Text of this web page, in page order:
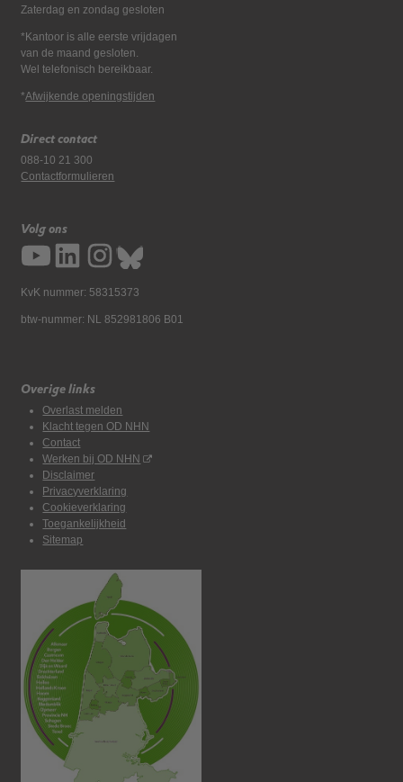
Zaterdag en zondag gesloten
*Kantoor is alle eerste vrijdagen
van de maand gesloten.
Wel telefonisch bereikbaar.
*Afwijkende openingstijden
Direct contact
088-10 21 300
Contactformulieren
Volg ons
KvK nummer: 58315373
btw-nummer: NL 852981806 B01
Overige links
Overlast melden
Klacht tegen OD NHN
Contact
Werken bij OD NHN
Disclaimer
Privacyverklaring
Cookieverklaring
Toegankelijkheid
Sitemap